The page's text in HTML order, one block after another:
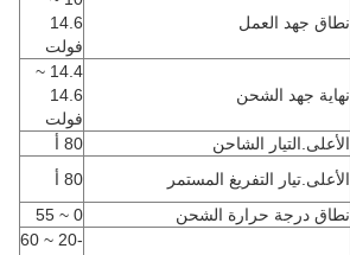
نطاق جهد العمل
14.6
فولت
نهاية جهد الشحن
14.4 ~
14.6
فولت
الأعلى.التيار الشاحن
80 أ
الأعلى.تيار التفريغ المستمر
80 أ
نطاق درجة حرارة الشحن 0 ~ 55
-20 ~ 60